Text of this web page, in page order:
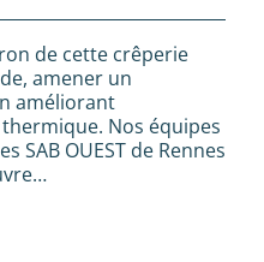
de cette crêperie
amener un
améliorant
Nos équipes
SAB OUEST de Rennes